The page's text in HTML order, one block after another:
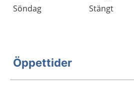
Söndag
Stängt
Öppettider